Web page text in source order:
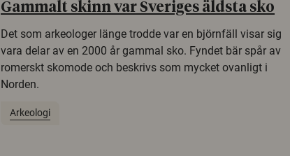
Gammalt skinn var Sveriges äldsta sko
Det som arkeologer länge trodde var en björnfäll visar sig
vara delar av en 2000 år gammal sko. Fyndet bär spår av
romerskt skomode och beskrivs som mycket ovanligt i
Norden.
Arkeologi